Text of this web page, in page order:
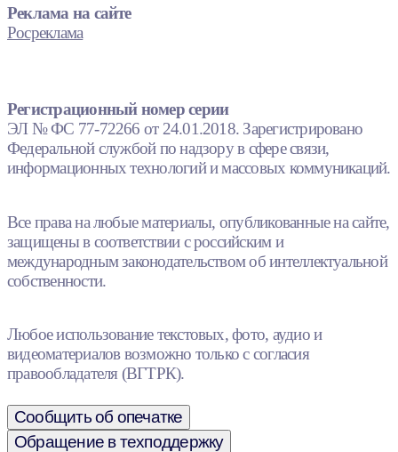
Реклама на сайте
Росреклама
Регистрационный номер серии
ЭЛ № ФС 77-72266 от 24.01.2018. Зарегистрировано
Федеральной службой по надзору в сфере связи,
информационных технологий и массовых коммуникаций.
Все права на любые материалы, опубликованные на сайте,
защищены в соответствии с российским и
международным законодательством об интеллектуальной
собственности.
Любое использование текстовых, фото, аудио и
видеоматериалов возможно только с согласия
правообладателя (ВГТРК).
Сообщить об опечатке
Обращение в техподдержку